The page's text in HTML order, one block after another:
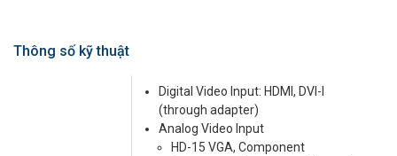
Thông số kỹ thuật
Digital Video Input: HDMI, DVI-I
(through adapter)
Analog Video Input
HD-15 VGA, Component